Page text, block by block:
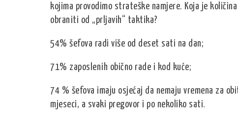
kojima provodimo strateške namjere. Koja je
obraniti od „prljavih“ taktika?
54% šefova radi više od deset sati na dan;
71% zaposlenih obično rade i kod kuće;
74 % šefova imaju osjećaj da nemaju vremena za
mjeseci, a svaki pregovor i po nekoliko sati.